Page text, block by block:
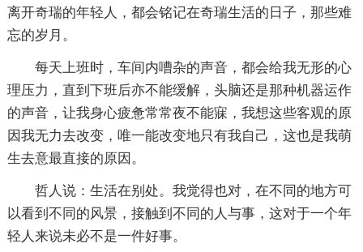
离开奇瑞的年轻人，都会铭记在奇瑞生活的日子，那些难
忘的岁月。
每天上班时，车间内嘈杂的声音，都会给我无形的心
理压力，直到下班后亦不能缓解，头脑还是那种机器运作
的声音，让我身心疲惫常常夜不能寐，我想这些客观的原
因我无力去改变，唯一能改变地只有我自己，这也是我萌
生去意最直接的原因。
哲人说：生活在别处。我觉得也对，在不同的地方可
以看到不同的风景，接触到不同的人与事，这对于一个年
轻人来说未必不是一件好事。